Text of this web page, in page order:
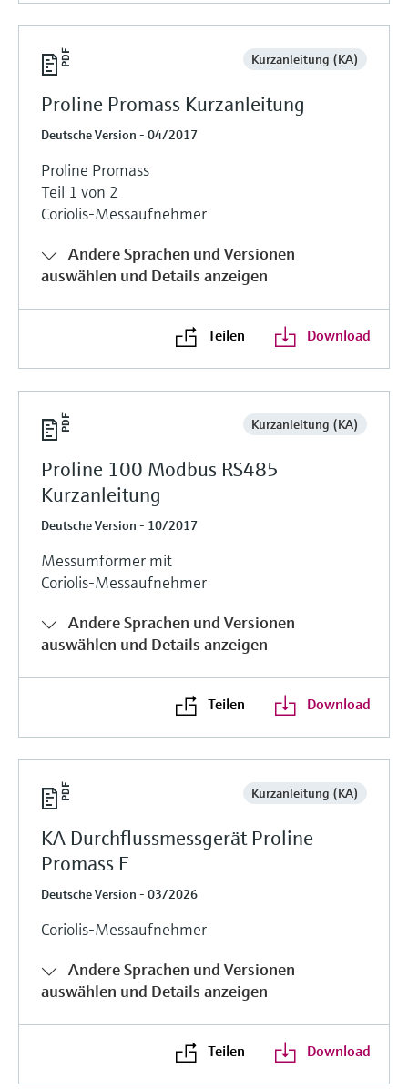
Kurzanleitung (KA)
Proline Promass Kurzanleitung
Deutsche Version - 04/2017
Proline Promass
Teil 1 von 2
Coriolis-Messaufnehmer
Andere Sprachen und Versionen
auswählen und Details anzeigen
Teilen Download
Kurzanleitung (KA)
Proline 100 Modbus RS485
Kurzanleitung
Deutsche Version - 10/2017
Messumformer mit
Coriolis-Messaufnehmer
Andere Sprachen und Versionen
auswählen und Details anzeigen
Teilen Download
Kurzanleitung (KA)
KA Durchflussmessgerät Proline
Promass F
Deutsche Version - 03/2026
Coriolis-Messaufnehmer
Andere Sprachen und Versionen
auswählen und Details anzeigen
Teilen Download